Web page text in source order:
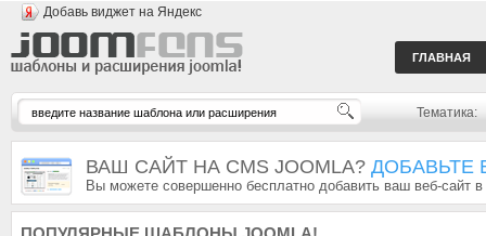
Добавь виджет на Яндекс
ГЛАВНАЯ
Тематика:
ВАШ САЙТ НА CMS JOOMLA? ДОБАВЬТЕ
Вы можете совершенно бесплатно добавить ваш веб-сайт